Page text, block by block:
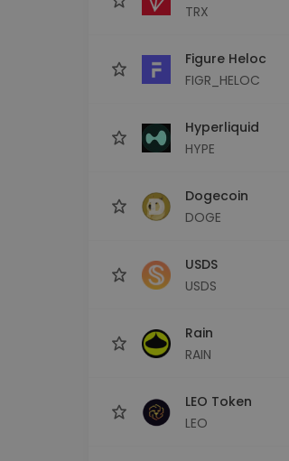
TRX
Figure Heloc
FIGR_HELOC
Hyperliquid
HYPE
Dogecoin
DOGE
USDS
USDS
Rain
RAIN
LEO Token
LEO